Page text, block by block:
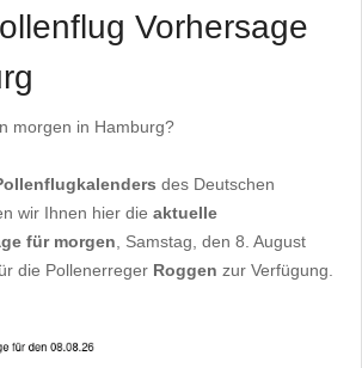
Vorhersage
morgen in Hamburg?
des Deutschen
wir Ihnen hier die aktuelle
für morgen , Samstag, den 8. August
die Pollenerreger Roggen zur Verfügung.